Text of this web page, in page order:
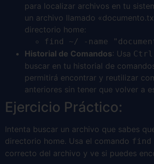
para localizar archivos en tu
un archivo llamado
directorio home:
find ~/ -name
Historial de Comandos: Usa Ctrl
buscar en tu historial de
permitirá encontrar y reutilizar
anteriores sin tener que volver a
Ejercicio Práctico:
Intenta buscar un archivo que sabes
directorio home. Usa el comando find
correcto del archivo y ve si puedes